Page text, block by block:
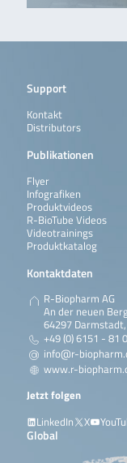
Support
Kontakt
Distributors
Publikationen
Flyer
Infografiken
Produktvideos
R-BioTube Videos
Videotrainings
Produktkatalog
Kontaktdaten
R-Biopharm AG
An der neuen
64297
+49 (0) 6151 - 81
info@r-
www.r-
Jetzt folgen
LinkedIn
X
Global